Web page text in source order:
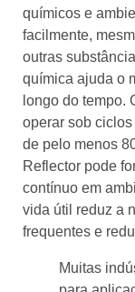
químicos e
facilmente,
outras
química ajuda o
longo do tempo.
operar sob
de pelo menos
Reflector pode
contínuo em
vida útil reduz a
frequentes e
Muitas